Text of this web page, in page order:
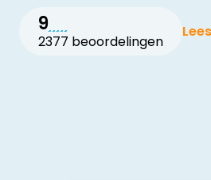
9
2377 beoordelingen